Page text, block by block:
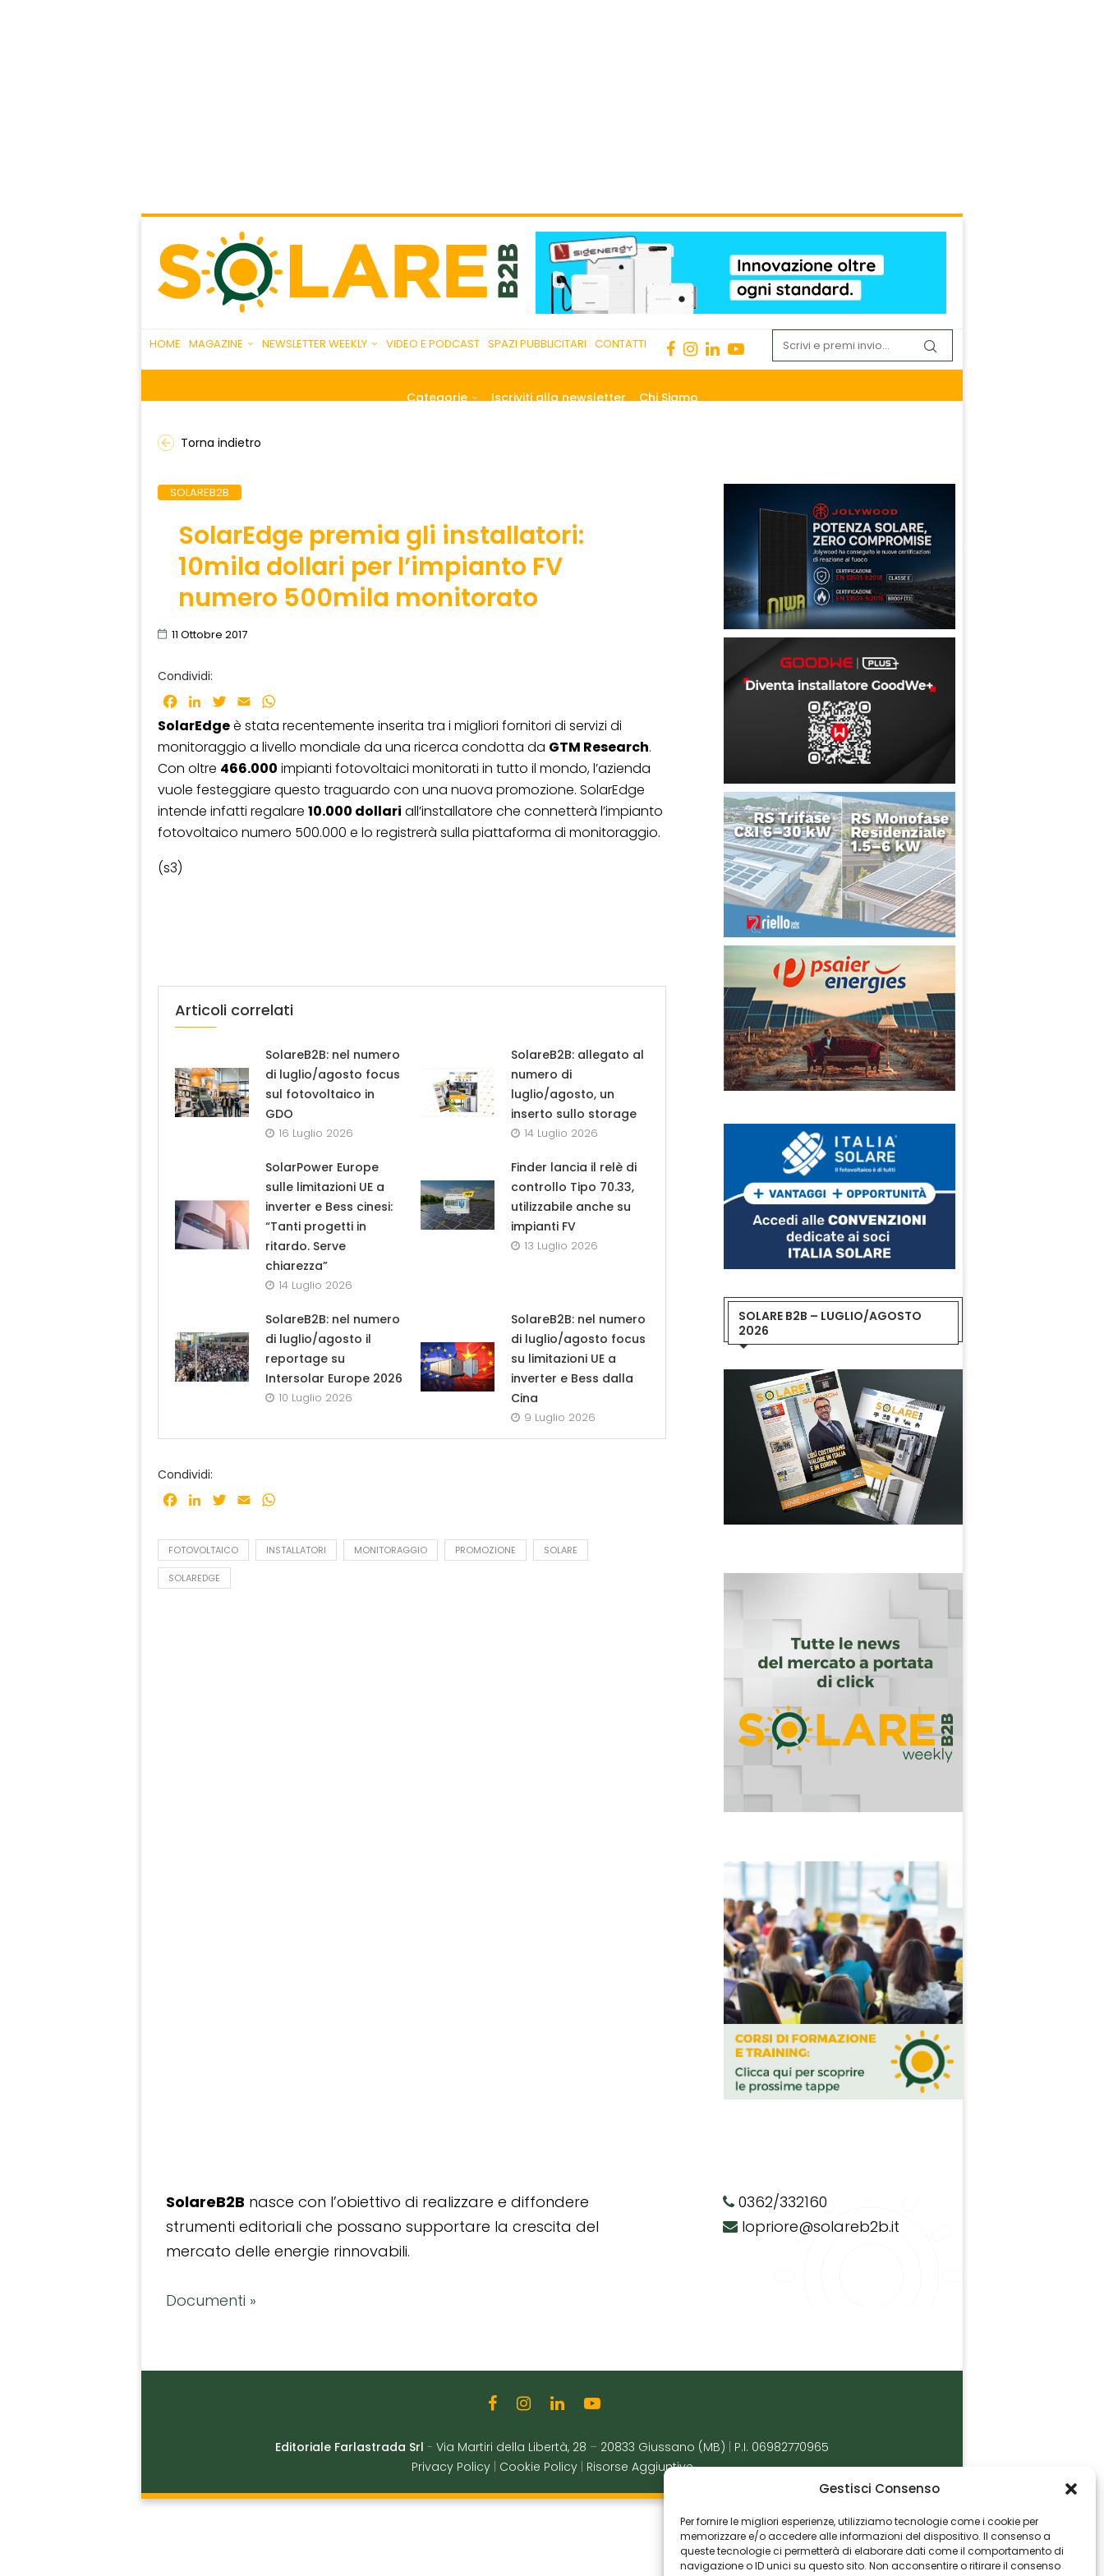
Gestisci Consenso
Per fornire le migliori esperienze, utilizziamo tecnologie come i cookie per
memorizzare e/o accedere alle informazioni del dispositivo. Il consenso a
queste tecnologie ci permetterà di elaborare dati come il comportamento di
navigazione o ID unici su questo sito. Non acconsentire o ritirare il consenso
HOME MAGAZINE NEWSLETTER WEEKLY VIDEO E PODCAST SPAZI PUBBLICITARI CONTATTI
Categorie Iscriviti alla newsletter Chi Siamo
Torna indietro
SOLAREB2B
SolarEdge premia gli installatori:
10mila dollari per l’impianto FV
numero 500mila monitorato
11 Ottobre 2017
Condividi:
Facebook
LinkedInTwitter
Email
SolarEdgeè stata recentemente inserita tra i migliori fornitori di servizi di
monitoraggio a livello mondiale da una ricerca condotta da GTM Research.
Con oltre 466.000 impianti fotovoltaici monitorati in tutto il mondo, l’azienda
vuole festeggiare questo traguardo con una nuova promozione. SolarEdge
intende infatti regalare 10.000 dollari all’installatore che connetterà l’impianto
fotovoltaico numero 500.000 e lo registrerà sulla piattaforma di monitoraggio.
(s3)
Articoli correlati
SolareB2B: nel numero
di luglio/agosto focus
sul fotovoltaico in
GDO
16 Luglio 2026
SolareB2B: allegato al
numero di
luglio/agosto, un
inserto sullo storage
14 Luglio 2026
SolarPower Europe
sulle limitazioni UE a
inverter e Bess cinesi:
“Tanti progetti in
ritardo. Serve
chiarezza”
14 Luglio 2026
Finder lancia il relè di
controllo Tipo 70.33,
utilizzabile anche su
impianti FV
13 Luglio 2026
SolareB2B: nel numero
di luglio/agosto il
reportage su
Intersolar Europe 2026
10 Luglio 2026
SolareB2B: nel numero
di luglio/agosto focus
su limitazioni UE a
inverter e Bess dalla
Cina
9 Luglio 2026
Condividi:
Facebook
LinkedInTwitter
Email
FOTOVOLTAICO INSTALLATORI MONITORAGGIO PROMOZIONE SOLARE
SOLAREDGE
SOLARE B2B – LUGLIO/AGOSTO
2026
SolareB2B nasce con l’obiettivo di realizzare e diffondere
strumenti editoriali che possano supportare la crescita del
mercato delle energie rinnovabili.
Documenti »
0362/332160
lopriore@solareb2b.it
Editoriale Farlastrada Srl - Via Martiri della Libertà, 28 – 20833 Giussano (MB)
P.I. 06982770965
Privacy Policy
Cookie Policy Risorse Aggiuntive